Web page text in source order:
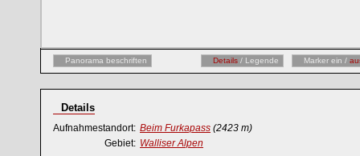
Panorama beschriften Details / Legende Marker ein /
Details
Aufnahmestandort: Beim Furkapass (2423 m)
Gebiet: Walliser Alpen